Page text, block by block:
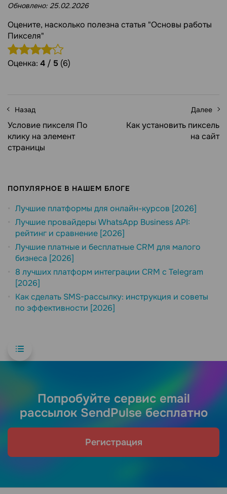
Обновлено: 25.02.2026
Оцените, насколько полезна статья "Основы работы
Пикселя"
Оценка: 4 / 5 (6)
Назад
Условие пикселя По
клику на элемент
страницы
Далее
Как установить пиксель
на сайт
ПОПУЛЯРНОЕ В НАШЕМ БЛОГЕ
Лучшие платформы для онлайн-курсов [2026]
Лучшие провайдеры WhatsApp Business API:
рейтинг и сравнение [2026]
Лучшие платные и бесплатные CRM для малого
бизнеса [2026]
8 лучших платформ интеграции CRM с Telegram
[2026]
Как сделать SMS-рассылку: инструкция и советы
по эффективности [2026]
Попробуйте сервис email
рассылок SendPulse бесплатно
Регистрация